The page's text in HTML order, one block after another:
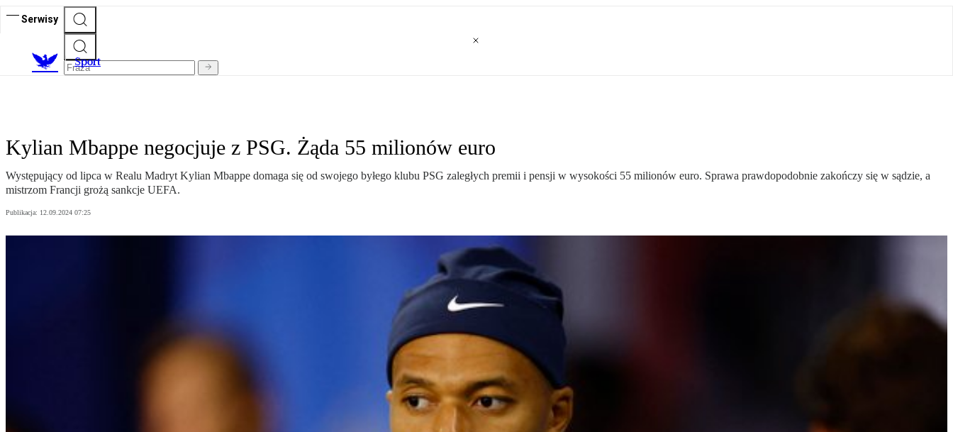
Serwisy
Sport
Kylian Mbappe negocjuje z PSG. Żąda 55 milionów euro
Występujący od lipca w Realu Madryt Kylian Mbappe domaga się od swojego byłego klubu PSG zaległych premii i pensji w wysokości 55 milionów euro. Sprawa prawdopodobnie zakończy się w sądzie, a
mistrzom Francji grożą sankcje UEFA.
Publikacja: 12.09.2024 07:25